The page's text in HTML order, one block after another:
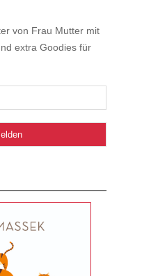
von Frau Mutter mit
extra Goodies für